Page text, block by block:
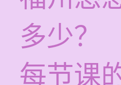
多少？
每节课